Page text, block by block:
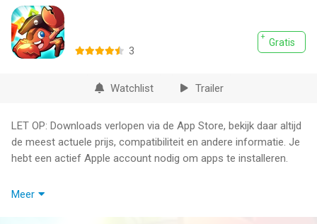
Gratis
3
Watchlist Trailer
LET OP: Downloads verlopen via de App Store, bekijk daar altijd
de meest actuele prijs, compatibiliteit en andere informatie. Je
hebt een actief Apple account nodig om apps te installeren.
Match lines of elemental gems and unleash powerful spells in
Meer